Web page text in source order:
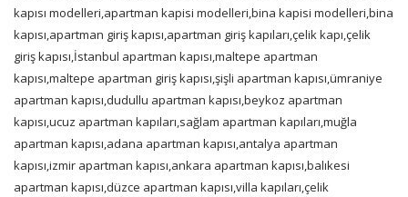
kapısı modelleri,apartman kapisi modelleri,bina kapisi modelleri,bina
kapısı,apartman giriş kapısı,apartman giriş kapıları,çelik kapı,çelik
giriş kapısı,İstanbul apartman kapısı,maltepe apartman
kapısı,maltepe apartman giriş kapısı,şişli apartman kapısı,ümraniye
apartman kapısı,dudullu apartman kapısı,beykoz apartman
kapısı,ucuz apartman kapıları,sağlam apartman kapıları,muğla
apartman kapısı,adana apartman kapısı,antalya apartman
kapısı,izmir apartman kapısı,ankara apartman kapısı,balıkesi
apartman kapısı,düzce apartman kapısı,villa kapıları,çelik